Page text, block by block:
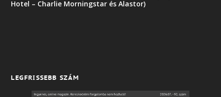
Hotel – Charlie Morningstar és Alastor)
LEGFRISSEBB SZÁM